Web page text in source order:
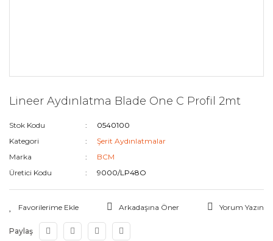
Lineer Aydınlatma Blade One C Profil 2mt
Stok Kodu
0540100
Kategori
Şerit Aydınlatmalar
Marka
BCM
Üretici Kodu
9000/LP48O
Arkadaşına Öner Yorum Yazın
Paylaş